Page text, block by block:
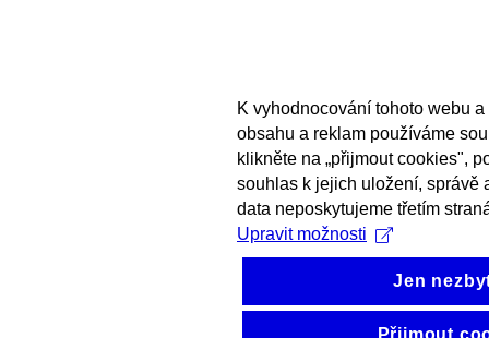
K vyhodnocování tohoto webu
obsahu a reklam používáme
klikněte na „přijmout cookies",
souhlas k jejich uložení, správě
data neposkytujeme třetím
Upravit možnosti
Jen
Přijmout